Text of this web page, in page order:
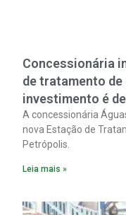
Concessionária
de tratamento
investimento é
A concessionária
nova Estação de
Petrópolis.
Leia mais »